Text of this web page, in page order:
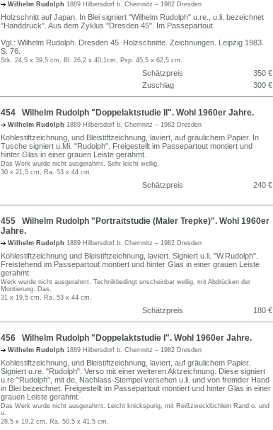
Wilhelm Rudolph 1889 Hilbersdorf b. Chemnitz – 1982 Dresden
Holzschnitt auf Japan. In Blei signiert "Wilhelm Rudolph" u.re., u.li. bezeichnet
"Handdruck". Aus dem Zyklus "Dresden 45". Im Passepartout.
Vgl.: Wilhelm Rudolph. Dresden 45. Holzschnitte. Zeichnungen. Leipzig 1983.
S. 76.
Stk. 24,5 x 39,5 cm, Bl. 26,2 x 40,1cm, Psp. 45,5 x 62,5 cm.
Schätzpreis
350 €
Zuschlag
300 €
454 Wilhelm Rudolph "Doppelaktstudie II". Wohl 1960er Jahre.
Wilhelm Rudolph 1889 Hilbersdorf b. Chemnitz – 1982 Dresden
Kohlestiftzeichnung, und Bleistiftzeichnung, laviert, auf gräulichem Papier. In
Tusche signiert u.Mi. "Rudolph". Freigestellt im Passepartout montiert und
hinter Glas in einer grauen Leiste gerahmt.
Das Werk wurde nicht ausgerahmt. Sehr leicht wellig.
30 x 21,5 cm, Ra. 53 x 44 cm.
Schätzpreis 240 €
455 Wilhelm Rudolph "Portraitstudie (Maler Trepke)". Wohl 1960er
Jahre.
Wilhelm Rudolph 1889 Hilbersdorf b. Chemnitz – 1982 Dresden
Kohlestiftzeichnung und Bleistiftzeichnung, laviert. Signiert u.li. "W.Rudolph".
Freistehend im Passepartout montiert und hinter Glas in einer grauen Leiste
gerahmt.
Werk wurde nicht ausgerahmt. Technikbedingt unscheinbar wellig, mit Abdrücken der
Montierung. Das.
31 x 19,5 cm, Ra. 53 x 44 cm.
Schätzpreis 180 €
456 Wilhelm Rudolph "Doppelaktstudie I". Wohl 1960er Jahre.
Wilhelm Rudolph 1889 Hilbersdorf b. Chemnitz – 1982 Dresden
Kohlestiftzeichnung, und Bleistiftzeichnung, laviert, auf gräulichem Papier.
Signiert u.re. "Rudolph". Verso mit einer weiteren Aktzeichnung. Diese signiert
u.re "Rudolph", mit de, Nachlass-Stempel versehen u.li. und von fremder Hand
in Blei bezeichnet. Freigestellt im Passepartout montiert und hinter Glas in einer
grauen Leiste gerahmt.
Das Werk wurde nicht ausgerahmt. Leicht knickspurig, mit Reißzwecklöchlein Rand o. und
u.
28,5 x 19,2 cm, Ra. 50,5 x 41,5 cm.